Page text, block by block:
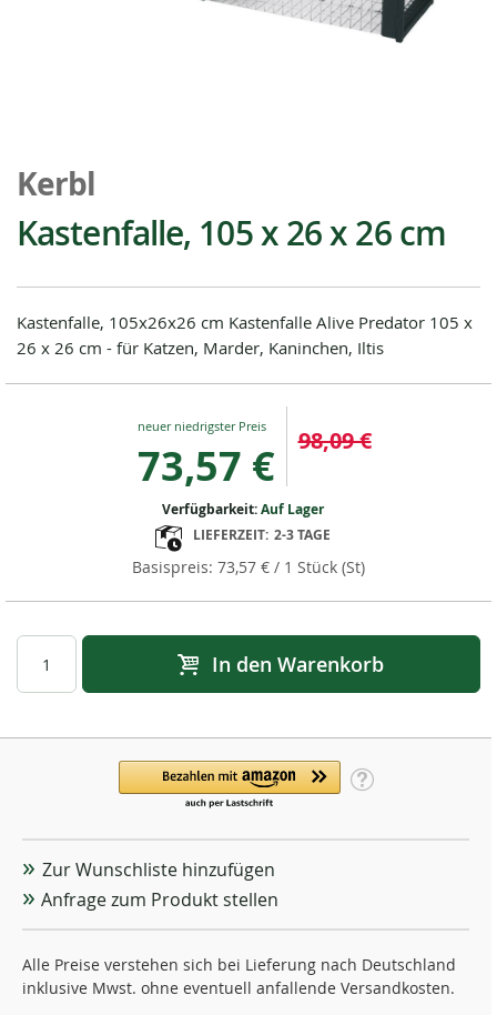
Anfang
der
Bildgalerie
springen
Kerbl
Kastenfalle, 105 x 26 x 26 cm
Kastenfalle, 105x26x26 cm Kastenfalle Alive Predator 105 x
26 x 26 cm - für Katzen, Marder, Kaninchen, Iltis
Special
73,57 € 98,09 €
73,57 € / 1 Stück (St)
Verfügbarkeit:Auf Lager
LIEFERZEIT: 2-3 TAGE
In den Warenkorb
Zur Wunschliste hinzufügen
Anfrage zum Produkt stellen
Alle Preise verstehen sich bei Lieferung nach Deutschland
inklusive Mwst. ohne eventuell anfallende Versandkosten.